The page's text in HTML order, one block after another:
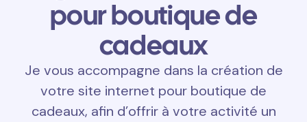
pour boutique de
cadeaux
Je vous accompagne dans la création de
votre site internet pour boutique de
cadeaux, afin d’offrir à votre activité un